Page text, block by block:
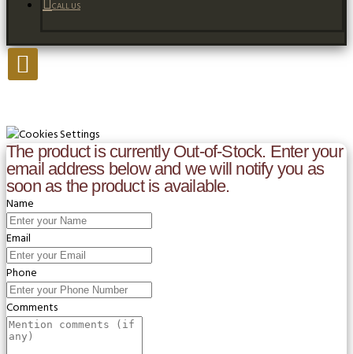
CALL US
The product is currently Out-of-Stock. Enter your
email address below and we will notify you as
soon as the product is available.
Name
Email
Phone
Comments